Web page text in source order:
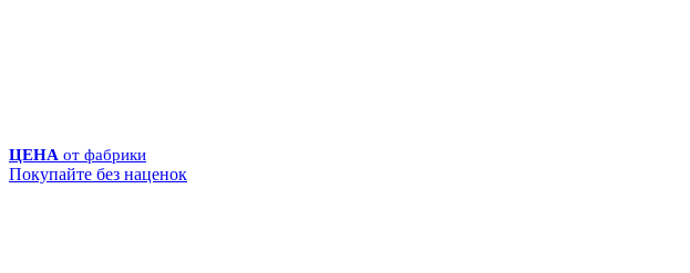
ЦЕНА от фабрики
Покупайте без наценок